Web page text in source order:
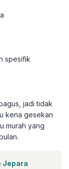
spesifik
jadi tidak
kena gesekan
murah yang
Jepara